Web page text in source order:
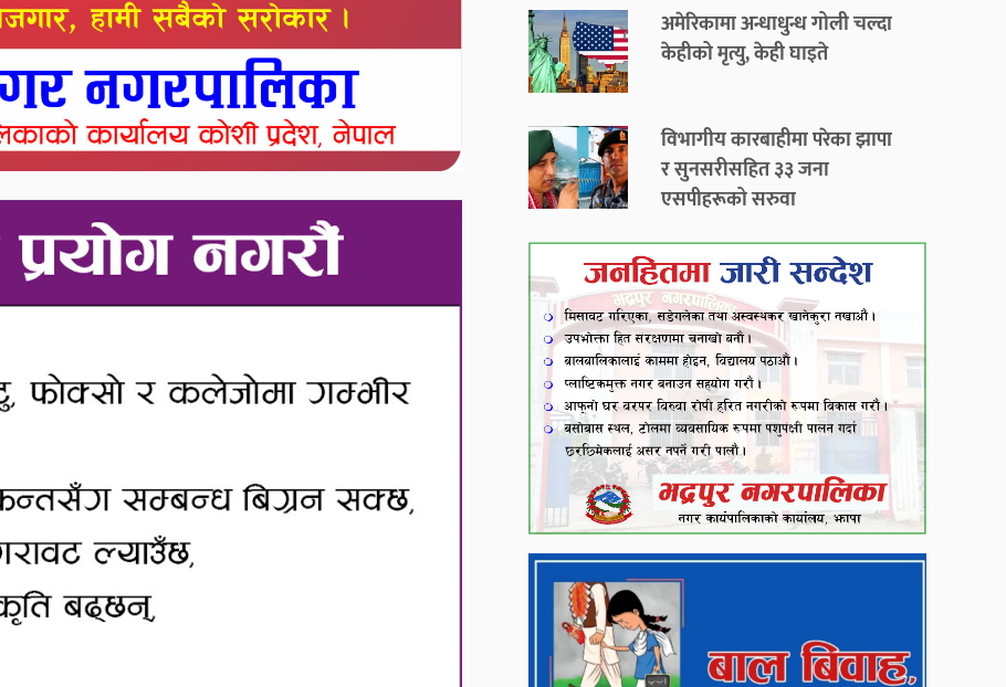
अमेरिकामा अन्धाधुन्ध गोली चल्दा
केहीको मृत्यु, केही घाइते
विभागीय कारबाहीमा परेका झापा
र सुनसरीसहित ३३ जना
एसपीहरूको सरुवा